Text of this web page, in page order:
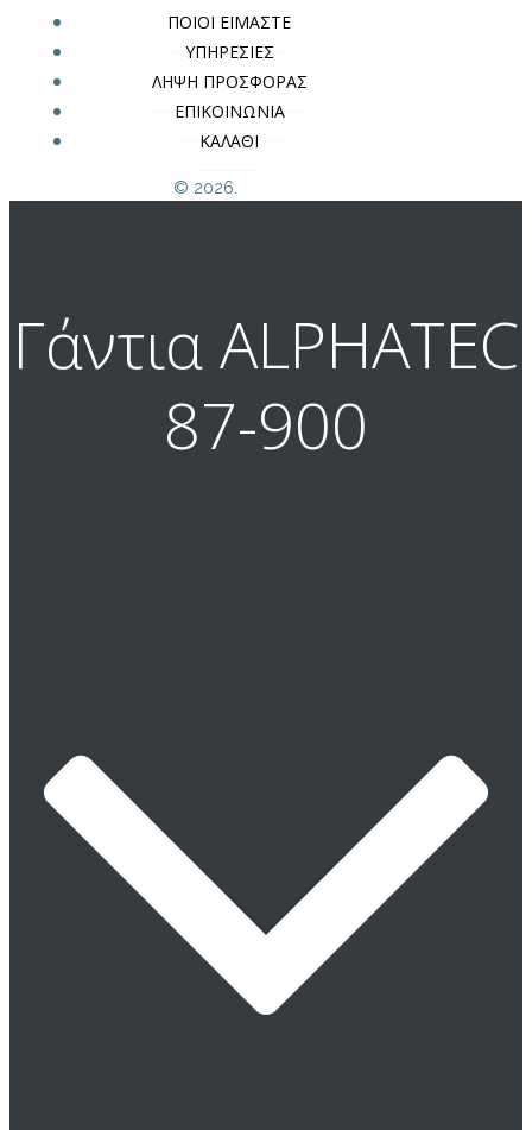
ΠΟΙΟΙ ΕΙΜΑΣΤΕ
ΥΠΗΡΕΣΙΕΣ
ΛΗΨΗ ΠΡΟΣΦΟΡΑΣ
ΕΠΙΚΟΙΝΩΝΙΑ
ΚΑΛΑΘΙ
© 2026.
Γάντια ALPHATEC
87-900